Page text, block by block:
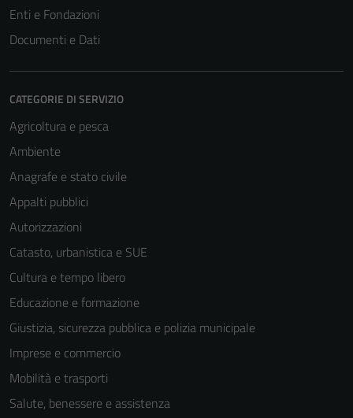
Enti e Fondazioni
Documenti e Dati
CATEGORIE DI SERVIZIO
Agricoltura e pesca
Ambiente
Anagrafe e stato civile
Appalti pubblici
Autorizzazioni
Catasto, urbanistica e SUE
Cultura e tempo libero
Educazione e formazione
Giustizia, sicurezza pubblica e polizia municipale
Imprese e commercio
Mobilità e trasporti
Salute, benessere e assistenza